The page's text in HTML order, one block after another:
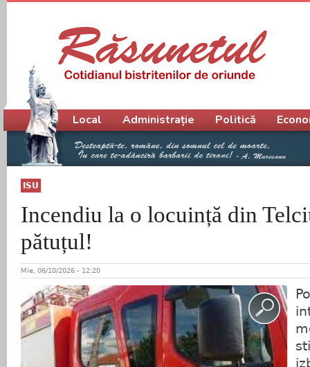
ISU
Incendiu la o locuință din
pătuțul!
Mie, 06/10/2026 - 12:20
Meniu principal
Local Administrație Politică